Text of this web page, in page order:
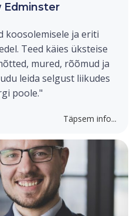
Edminster
koosolemisele ja eriti
Teed käies üksteise
mured, rõõmud ja
leida selgust liikudes
poole."
Täpsem info...